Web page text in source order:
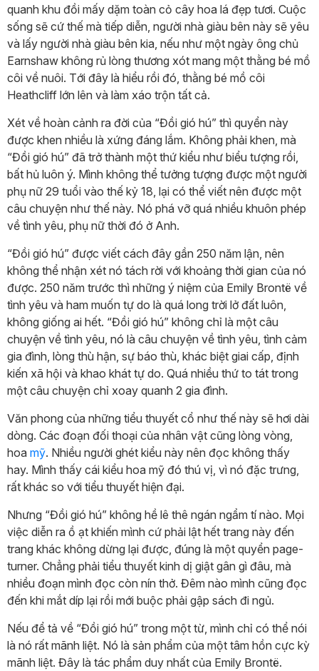
quanh khu đồi mấy dặm toàn cỏ cây hoa lá đẹp tươi. Cuộc
sống sẽ cứ thế mà tiếp diễn, người nhà giàu bên này sẽ yêu
và lấy người nhà giàu bên kia, nếu như một ngày ông chủ
Earnshaw không rủ lòng thương xót mang một thằng bé mồ
côi về nuôi. Tới đây là hiểu rồi đó, thằng bé mồ côi
Heathcliff lớn lên và làm xáo trộn tất cả.
Xét về hoàn cảnh ra đời của “Đồi gió hú” thì quyển này
được khen nhiều là xứng đáng lắm. Không phải khen, mà
“Đồi gió hú” đã trở thành một thứ kiểu như biểu tượng rồi,
bất hủ luôn ý. Mình không thể tưởng tượng được một người
phụ nữ 29 tuổi vào thế kỷ 18, lại có thể viết nên được một
câu chuyện như thế này. Nó phá vỡ quá nhiều khuôn phép
về tình yêu, phụ nữ thời đó ở Anh.
“Đồi gió hú” được viết cách đây gần 250 năm lận, nên
không thể nhận xét nó tách rời với khoảng thời gian của nó
được. 250 năm trước thì những ý niệm của Emily Brontë về
tình yêu và ham muốn tự do là quá long trời lở đất luôn,
không giống ai hết. “Đồi gió hú” không chỉ là một câu
chuyện về tình yêu, nó là câu chuyện về tình yêu, tình cảm
gia đình, lòng thù hận, sự báo thù, khác biệt giai cấp, định
kiến xã hội và khao khát tự do. Quá nhiều thứ to tát trong
một câu chuyện chỉ xoay quanh 2 gia đình.
Văn phong của những tiểu thuyết cổ như thế này sẽ hơi dài
dòng. Các đoạn đối thoại của nhân vật cũng lòng vòng,
hoa mỹ. Nhiều người ghét kiểu này nên đọc không thấy
hay. Mình thấy cái kiểu hoa mỹ đó thú vị, vì nó đặc trưng,
rất khác so với tiểu thuyết hiện đại.
Nhưng “Đồi gió hú” không hề lê thê ngán ngẩm tí nào. Mọi
việc diễn ra ồ ạt khiến mình cứ phải lật hết trang này đến
trang khác không dừng lại được, đúng là một quyển page-
turner. Chẳng phải tiểu thuyết kinh dị giật gân gì đâu, mà
nhiều đoạn mình đọc còn nín thở. Đêm nào mình cũng đọc
đến khi mắt díp lại rồi mới buộc phải gập sách đi ngủ.
Nếu để tả về “Đồi gió hú” trong một từ, mình chỉ có thể nói
là nó rất mãnh liệt. Nó là sản phẩm của một tâm hồn cực kỳ
mãnh liệt. Đây là tác phẩm duy nhất của Emily Brontë.